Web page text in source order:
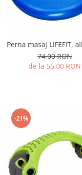
Perna masaj LIFEFIT,
74,00 RON
de la 55,00 RON
-21%